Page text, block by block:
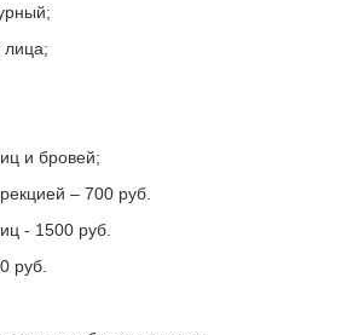
лица;
и бровей;
– 700 руб.
- 1500 руб.
руб.